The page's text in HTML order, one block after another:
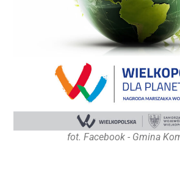
fot. Facebook - Gmina